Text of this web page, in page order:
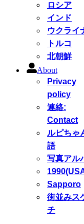
ロシア
インド
ウクライ
トルコ
北朝鮮
About
Privacy
policy
連絡:
Contact
ルピちゃ
語
写真アル
Sapporo
街並みス
チ